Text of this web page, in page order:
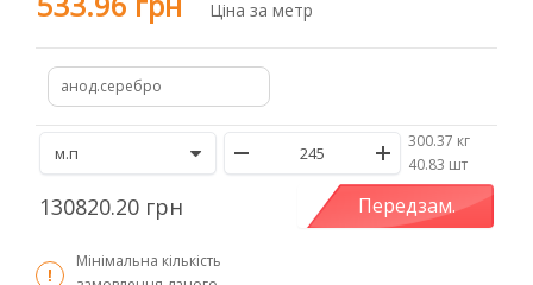
Ціна за метр
анод.серебро
300.37 кг
/40.83 шт
130820.20 грн Передзам.
Мінімальна кількість